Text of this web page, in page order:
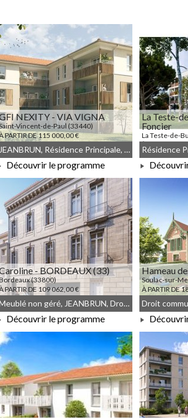
NEXITY - VIA VIGNA
Vincent-de-Paul (33440)
PARTIR DE 115 000,00 €
À PARTIR DE 115 000,00 €
JEANBRUN, Résidence Principale, Droit commun, Meublé non géré
Découvrir le programme
La Teste-
Foncier
La Teste-de-
À PARTIR DE
À
- BORDEAUX (33)
(33800)
PARTIR DE 109 062,00 €
À PARTIR DE 109 062,00 €
Meublé non géré, JEANBRUN, Droit commun
Découvrir le programme
Hameau
Soulac-sur-
À PARTIR DE
À